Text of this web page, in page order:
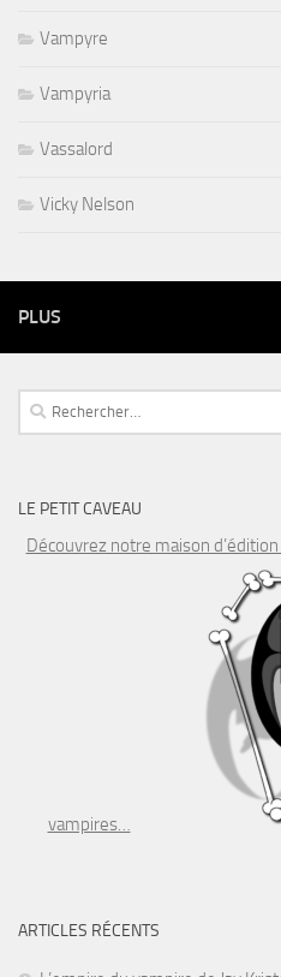
Vampyre
Vampyria
Vassalord
Vicky Nelson
PLUS
Rechercher :
LE PETIT CAVEAU
Découvrez notre maison
vampires…
ARTICLES RÉCENTS